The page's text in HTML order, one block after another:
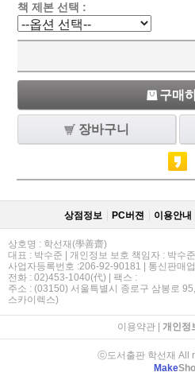
책 제본 선택 :
구매
장바구니
상점정보 PC버젼 이용안내
상호명 : 학선재(學善齋)
대표 : 박수준 | 개인정보 보호 책임자 : 박수준
사업자등록번호 :206-92-90181 | 통신판매
전화 : 02)453-1040(代) | 팩스 :
주소 : (03150) 서울특별시 종로구 삼봉로
스카이렉스)
이용약관| 개인정
ⓒ도서출판 학선재 All
Make